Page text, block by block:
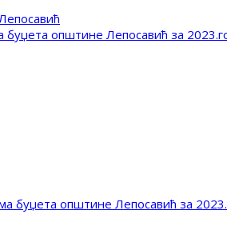
општине Лепосавић за
буџета општине Лепосавић за